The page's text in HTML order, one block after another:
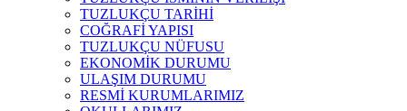
TUZLUKÇU TARİHİ
COĞRAFİ YAPISI
TUZLUKÇU NÜFUSU
EKONOMİK DURUMU
ULAŞIM DURUMU
RESMİ KURUMLARIMIZ